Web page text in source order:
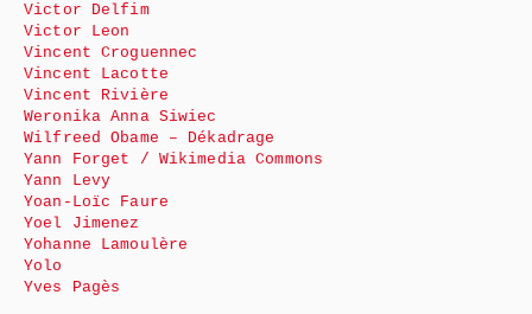
Victor Delfim
Victor Leon
Vincent Croguennec
Vincent Lacotte
Vincent Rivière
Weronika Anna Siwiec
Wilfreed Obame – Dékadrage
Yann Forget / Wikimedia Commons
Yann Levy
Yoan-Loïc Faure
Yoel Jimenez
Yohanne Lamoulère
Yolo
Yves Pagès